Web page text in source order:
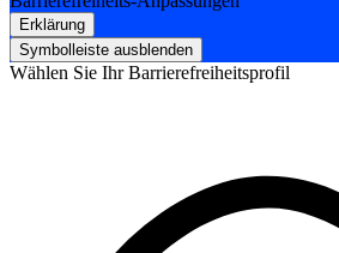
Erklärung
Symbolleiste ausblenden
Wählen Sie Ihr Barrierefreiheitsprofil